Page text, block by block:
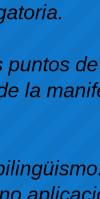
puntos de
la